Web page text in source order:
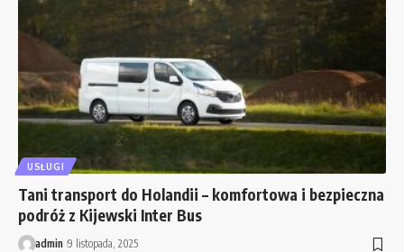
USŁUGI
Tani transport do Holandii – komfortowa i bezpieczna
podróż z Kijewski Inter Bus
admin 9 listopada, 2025